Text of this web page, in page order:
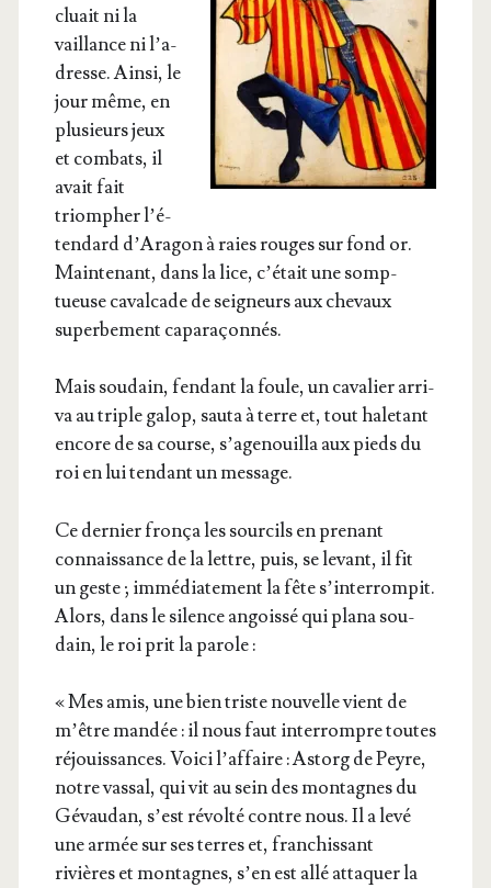
cluait ni la
vaillance ni l’a­
dresse. Ain­si, le
jour même, en
plu­sieurs jeux
et com­bats, il
avait fait
triom­pher l’é­
ten­dard d’A­ra­gon à raies rouges sur fond or.
Main­te­nant, dans la lice, c’é­tait une somp­
tueuse caval­cade de sei­gneurs aux che­vaux
super­be­ment caparaçonnés.
Mais sou­dain, fen­dant la foule, un cava­lier arri­
va au triple galop, sau­ta à terre et, tout hale­tant
encore de sa course, s’a­ge­nouilla aux pieds du
roi en lui ten­dant un message.
Ce der­nier fron­ça les sour­cils en pre­nant
connais­sance de la lettre, puis, se levant, il fit
un geste ; immé­dia­te­ment la fête s’in­ter­rom­pit.
Alors, dans le silence angois­sé qui pla­na sou­
dain, le roi prit la parole :
« Mes amis, une bien triste nou­velle vient de
m’être man­dée : il nous faut inter­rompre toutes
réjouis­sances. Voi­ci l’af­faire : Astorg de Peyre,
notre vas­sal, qui vit au sein des mon­tagnes du
Gévau­dan, s’est révol­té contre nous. Il a levé
une armée sur ses terres et, fran­chis­sant
rivières et mon­tagnes, s’en est allé atta­quer la